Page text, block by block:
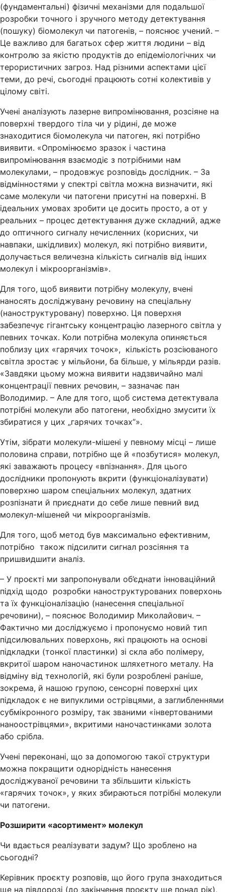
(фундаментальні) фізичні механізми для подальшої
розробки точного і зручного методу детектування
(пошуку) біомолекул чи патогенів, – пояснює учений. –
Це важливо для багатьох сфер життя людини – від
контролю за якістю продуктів до епідеміологічних чи
терористичних загроз. Над різними аспектами цієї
теми, до речі, сьогодні працюють сотні колективів у
цілому світі.
Учені аналізують лазерне випромінювання, розсіяне на
поверхні твердого тіла чи у рідині, де може
знаходитися біомолекула чи патоген, які потрібно
виявити. «Опромінюємо зразок і частина
випромінювання взаємодіє з потрібними нам
молекулами, – продовжує розповідь дослідник. – За
відмінностями у спектрі світла можна визначити, які
саме молекули чи патогени присутні на поверхні. В
ідеальних умовах зробити це досить просто, а от у
реальних – процес детектування дуже складний, адже
до оптичного сигналу нечисленних (корисних, чи
навпаки, шкідливих) молекул, які потрібно виявити,
долучається величезна кількість сигналів від інших
молекул і мікроорганізмів».
Для того, щоб виявити потрібну молекулу, вчені
наносять досліджувану речовину на спеціальну
(наноструктуровану) поверхню. Ця поверхня
забезпечує гігантську концентрацію лазерного світла у
певних точках. Коли потрібна молекула опиняється
поблизу цих «гарячих точок», кількість розсіюваного
світла зростає у мільйони, ба більше, у мільярди разів.
«Завдяки цьому можна виявити надзвичайно малі
концентрації певних речовин, – зазначає пан
Володимир. – Але для того, щоб система детектувала
потрібні молекули або патогени, необхідно змусити їх
збиратися у цих „гарячих точках”».
Утім, зібрати молекули-мішені у певному місці – лише
половина справи, потрібно ще й «позбутися» молекул,
які заважають процесу «впізнання». Для цього
дослідники пропонують вкрити (функціоналізувати)
поверхню шаром спеціальних молекул, здатних
розпізнати й приєднати до себе лише певний вид
молекул-мішеней чи мікроорганізмів.
Для того, щоб метод був максимально ефективним,
потрібно також підсилити сигнал розсіяння та
пришвидшити аналіз.
– У проєкті ми запропонували об’єднати інноваційний
підхід щодо розробки наноструктурованих поверхонь
та їх функціоналізацію (нанесення спеціальної
речовини), – пояснює Володимир Миколайович. –
Фактично ми досліджуємо і пропонуємо новий тип
підсилювальних поверхонь, які працюють на основі
підкладки (тонкої пластинки) зі скла або полімеру,
вкритої шаром наночастинок шляхетного металу. На
відміну від технологій, які були розроблені раніше,
зокрема, й нашою групою, сенсорні поверхні цих
підкладок є не випуклими острівцями, а заглибленнями
субмікронного розміру, так званими «інвертованими
наноострівцями», вкритими наночастинками золота
або срібла.
Учені переконані, що за допомогою такої структури
можна покращити однорідність нанесення
досліджуваної речовини та збільшити кількість
«гарячих точок», у яких збираються потрібні молекули
чи патогени.
Розширити «асортимент» молекул
Чи вдається реалізувати задум? Що зроблено на
сьогодні?
Керівник проєкту розповів, що його група знаходиться
ще на півдорозі (до закінчення проєкту ще понад рік),